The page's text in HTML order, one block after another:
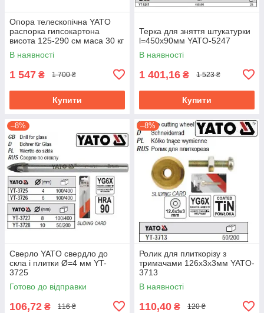
Опора телескопічна YATO
распорка гипсокартона
висота 125-290 см маса 30 кг
YT-64552
В наявності
1 547 ₴ 1 700 ₴
Купити
Терка для зняття штукатурки
l=450х90мм YATO-5247
В наявності
1 401,16 ₴ 1 523 ₴
Купити
–8%
Сверло YATO свердло до
скла і плитки Ø=4 мм YT-
3725
Готово до відправки
106,72 ₴ 116 ₴
–8%
Ролик для плиткорізу з
тримачами 126х3х3мм YATO-
3713
В наявності
110,40 ₴ 120 ₴